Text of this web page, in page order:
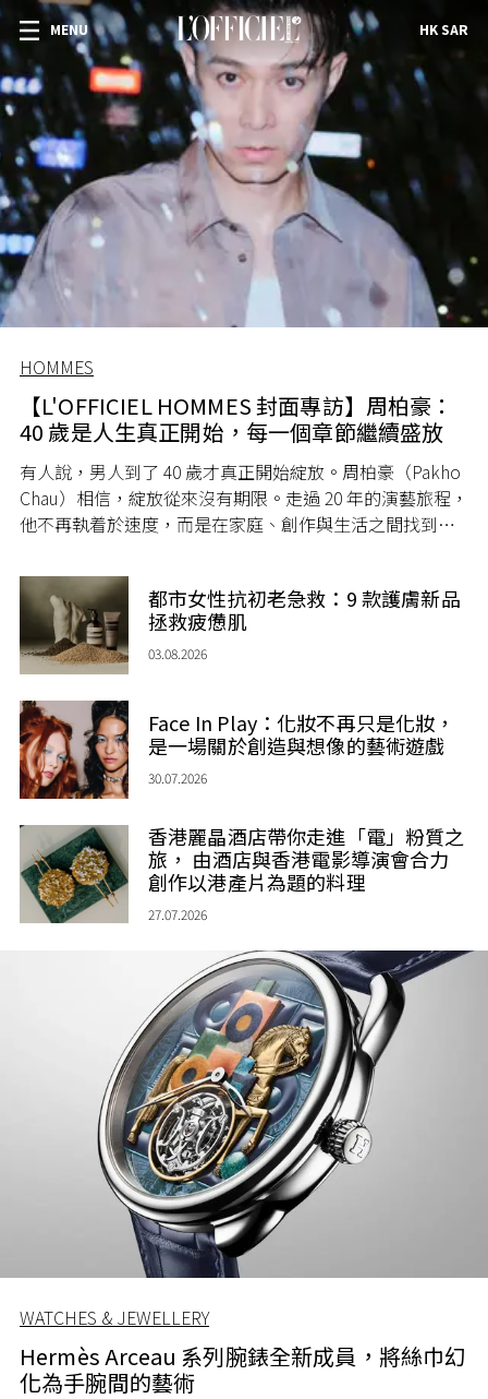
MENU HK SAR
HOMMES
【L'OFFICIEL HOMMES 封面專訪】周柏豪：
40 歲是人生真正開始，每一個章節繼續盛放
有人說，男人到了 40 歲才真正開始綻放。周柏豪（Pakho
Chau）相信，綻放從來沒有期限。走過 20 年的演藝旅程，
他不再執着於速度，而是在家庭、創作與生活之間找到屬
都市女性抗初老急救：9 款護膚新品
拯救疲憊肌
03.08.2026
Face In Play：化妝不再只是化妝，
是一場關於創造與想像的藝術遊戲
30.07.2026
香港麗晶酒店帶你走進「電」粉質之
旅， 由酒店與香港電影導演會合力
創作以港產片為題的料理
27.07.2026
WATCHES & JEWELLERY
Hermès Arceau 系列腕錶全新成員，將絲巾幻
化為手腕間的藝術